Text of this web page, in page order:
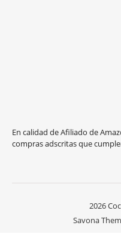
En calidad de Afiliado de
compras adscritas que
2026
Savona